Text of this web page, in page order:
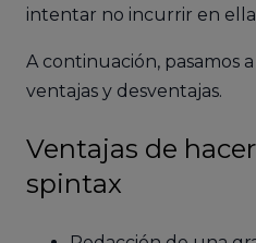
intentar no incurrir en
A continuación, pasamos
ventajas y desventajas.
Ventajas de
spintax